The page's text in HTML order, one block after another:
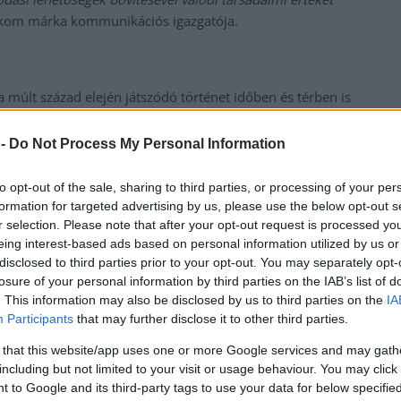
Do Not Process My Personal Information
opt-out of the sale, sharing to third parties, or processing of your
for targeted advertising by us, please use the below opt-out
selection. Please note that after your opt-out request is processed
interest-based ads based on personal information utilized by us
to third parties prior to your opt-out. You may separately
of your personal information by third parties on the IAB’s list of
This information may also be disclosed by us to third parties on the
Participants that may further disclose it to other third parties.
that this website/app uses one or more Google services and may
but not limited to your visit or usage behaviour. You may
to Google and its third-party tags to use your data for below
márka kommunikációs igazgatója.
múlt század elején játszódó történet időben és térben is
is mélyreható átalakulások jellemzik, miközben a benne
mint száz évvel ezelőtt. A kihívást, hogy a mű üzenete a mai
szerző teljesítette azzal, hogy olyan univerzális
egyenlőtlenségek, és eljuttathat addig a felismerésig, hogy
jelenti.” – hangsúlyozta Fehér Balázs Benő rendező.
program isérkezik a Tisza-partra:lufiárusok,
és izgalmas, színházhoz kötődő kísérőprogramokon is
eseménybentalálhatók.